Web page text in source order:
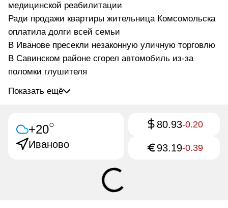
медицинской реабилитации
Ради продажи квартиры жительница Комсомольска
оплатила долги всей семьи
В Иванове пресекли незаконную уличную торговлю
В Савинском районе сгорел автомобиль из-за
поломки глушителя
Показать ещё
+20○
Иваново
80.93-0.20
93.19-0.39